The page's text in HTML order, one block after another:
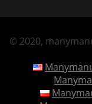
© 2020,